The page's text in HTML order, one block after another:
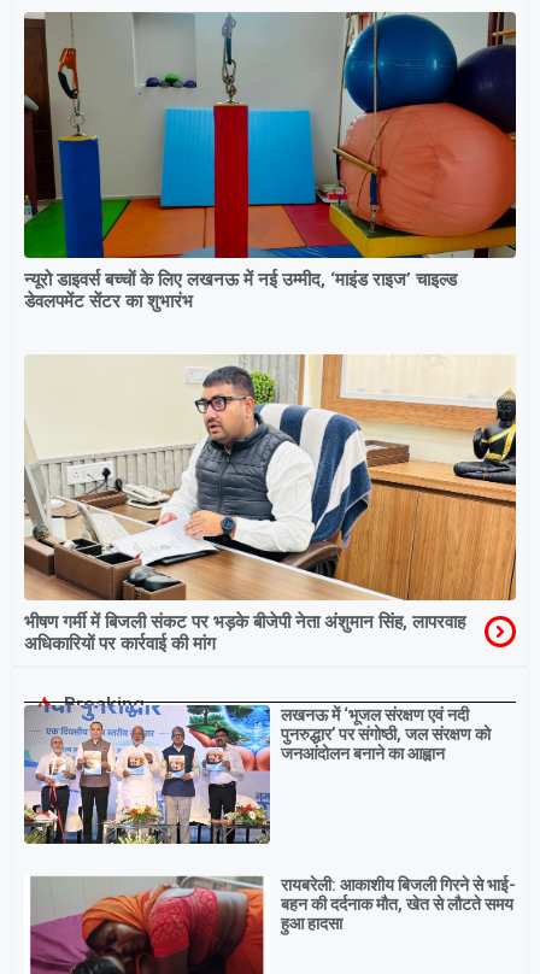
न्यूरो डाइवर्स बच्चों के लिए लखनऊ में नई उम्मीद, ‘माइंड राइज’ चाइल्ड
डेवलपमेंट सेंटर का शुभारंभ
भीषण गर्मी में बिजली संकट पर भड़के बीजेपी नेता अंशुमान सिंह, लापरवाह
अधिकारियों पर कार्रवाई की मांग
Breaking
लखनऊ में ‘भूजल संरक्षण एवं नदी
पुनरुद्धार’ पर संगोष्ठी, जल संरक्षण को
जनआंदोलन बनाने का आह्वान
रायबरेली: आकाशीय बिजली गिरने से भाई-
बहन की दर्दनाक मौत, खेत से लौटते समय
हुआ हादसा